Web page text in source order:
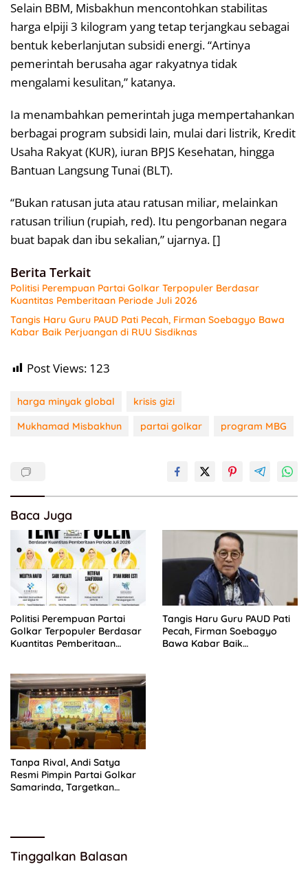
Selain BBM, Misbakhun mencontohkan stabilitas
harga elpiji 3 kilogram yang tetap terjangkau sebagai
bentuk keberlanjutan subsidi energi. “Artinya
pemerintah berusaha agar rakyatnya tidak
mengalami kesulitan,” katanya.
Ia menambahkan pemerintah juga mempertahankan
berbagai program subsidi lain, mulai dari listrik, Kredit
Usaha Rakyat (KUR), iuran BPJS Kesehatan, hingga
Bantuan Langsung Tunai (BLT).
“Bukan ratusan juta atau ratusan miliar, melainkan
ratusan triliun (rupiah, red). Itu pengorbanan negara
buat bapak dan ibu sekalian,” ujarnya. []
Berita Terkait
Politisi Perempuan Partai Golkar Terpopuler Berdasar
Kuantitas Pemberitaan Periode Juli 2026
Tangis Haru Guru PAUD Pati Pecah, Firman Soebagyo Bawa
Kabar Baik Perjuangan di RUU Sisdiknas
Post Views: 123
harga minyak global
krisis gizi
Mukhamad Misbakhun
partai golkar program MBG
Baca Juga
Politisi Perempuan Partai
Golkar Terpopuler Berdasar
Kuantitas Pemberitaan
Tangis Haru Guru PAUD Pati
Pecah, Firman Soebagyo
Bawa Kabar Baik
Tanpa Rival, Andi Satya
Resmi Pimpin Partai Golkar
Samarinda, Targetkan
Tinggalkan Balasan